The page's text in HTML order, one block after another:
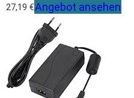
27,19 €Angebot ansehen